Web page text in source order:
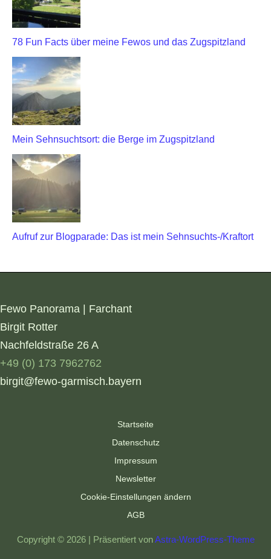
78 Fun Facts über meine Fewos und das Zugspitzland
Mein Sehnsuchtsort: die Berge im Zugspitzland
Aufruf zur Blogparade: Das ist mein Sehnsuchts-/Kraftort
Fewo Panorama | Farchant
Birgit Rotter
Nachfeldstraße 26 A
+49 (0) 173 7962762
birgit@fewo-garmisch.bayern
Startseite
Datenschutz
Impressum
Newsletter
Cookie-Einstellungen ändern
AGB
Copyright © 2026 | Präsentiert vonAstra-WordPress-Theme